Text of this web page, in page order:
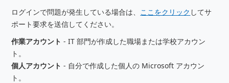
ログインで問題が発生している場合は、 ここをクリック してサ
ポート要求を送信してください。
作業アカウント - IT 部門が作成した職場または学校アカウン
ト。
個人アカウント - 自分で作成した個人の Microsoft アカウン
ト。